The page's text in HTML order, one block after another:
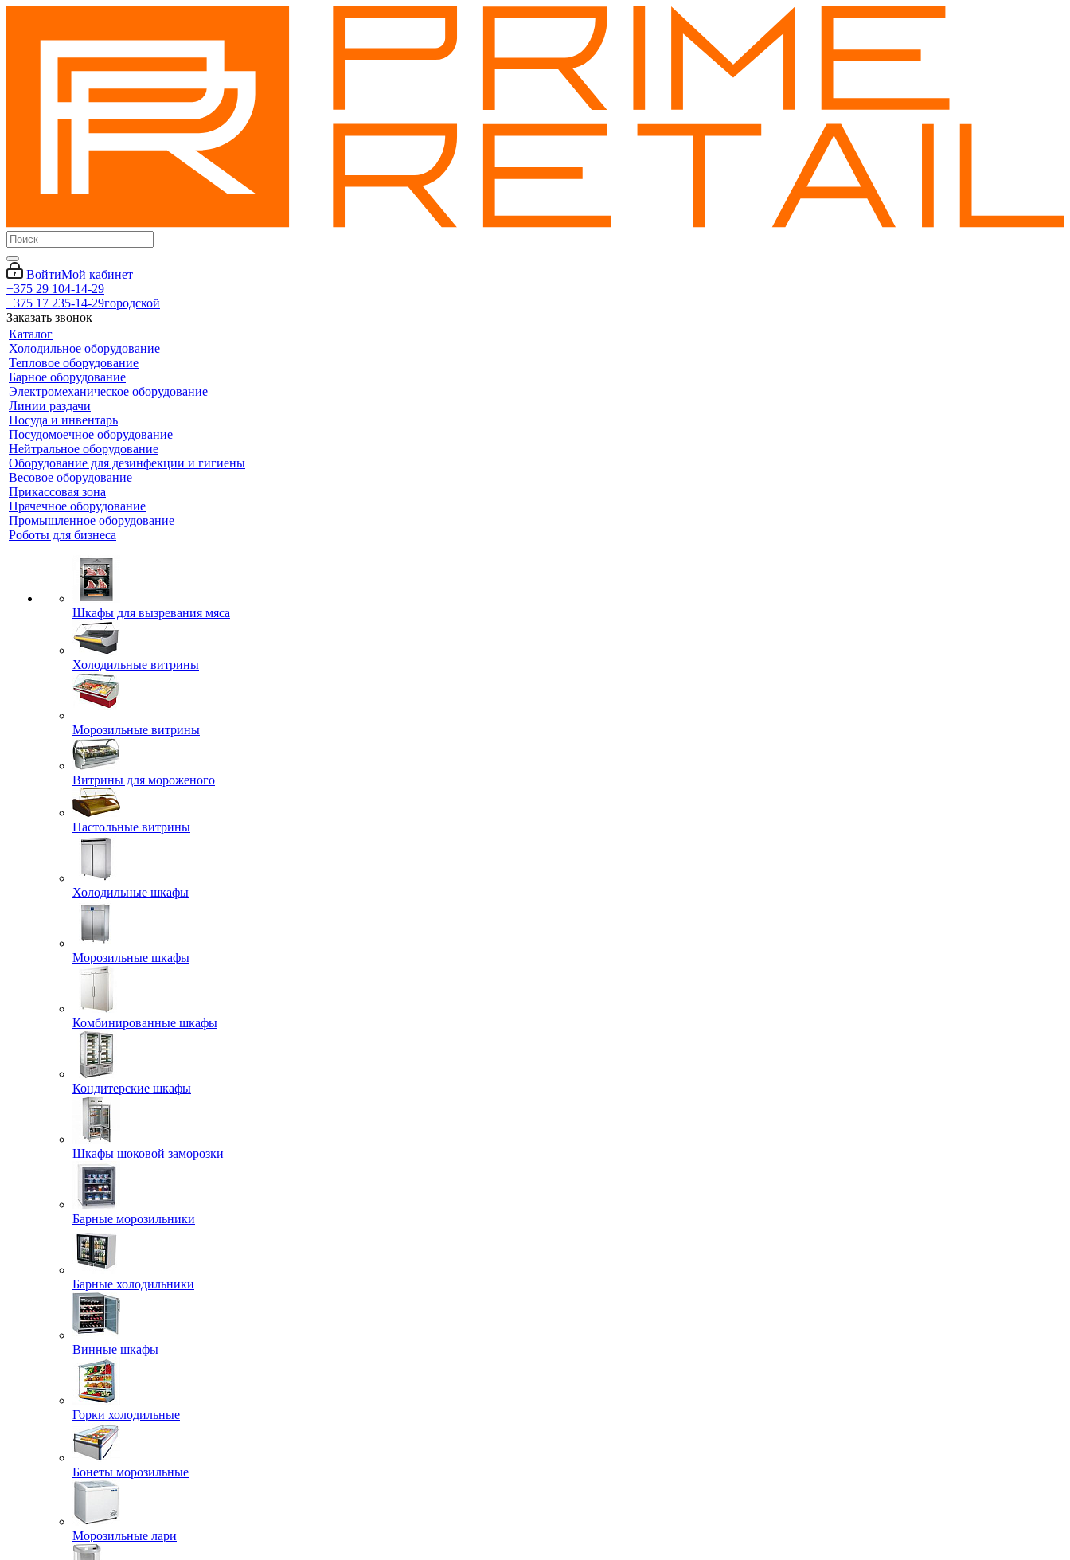
ВойтиМой кабинет
+375 29 104-14-29
+375 17 235-14-29городской
Заказать звонок
Каталог
Холодильное оборудование
Тепловое оборудование
Барное оборудование
Электромеханическое оборудование
Линии раздачи
Посуда и инвентарь
Посудомоечное оборудование
Нейтральное оборудование
Оборудование для дезинфекции и гигиены
Весовое оборудование
Прикассовая зона
Прачечное оборудование
Промышленное оборудование
Роботы для бизнеса
Шкафы для вызревания мяса
Холодильные витрины
Морозильные витрины
Витрины для мороженого
Настольные витрины
Холодильные шкафы
Морозильные шкафы
Комбинированные шкафы
Кондитерские шкафы
Шкафы шоковой заморозки
Барные морозильники
Барные холодильники
Винные шкафы
Горки холодильные
Бонеты морозильные
Морозильные лари